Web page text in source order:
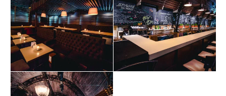
Музыкальная политика заведения подразумевает под
собой tropical & chill house, а также blues в дневное-
вечернее время и original mash-up с 22:00 в выходные дни
(с танцами на рояле до 8 утра, разумеется).
На Тверской, 18 формируется своего рода lifestyle-проект
на все случаи жизни, где каждого гостя знают и каждому
всегда комфортно и тепло на душе.